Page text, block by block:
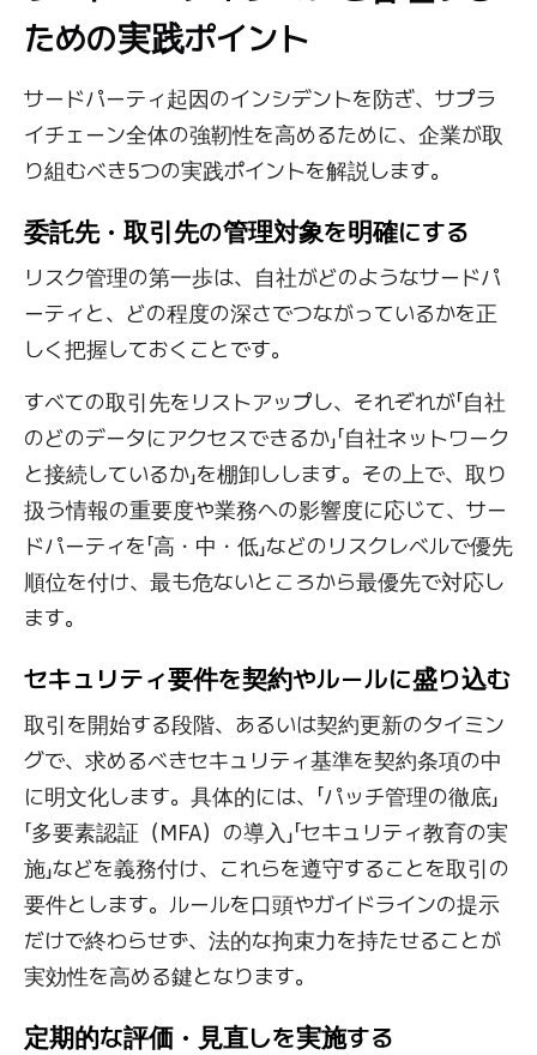
ための実践ポイント
サードパーティ起因のインシデントを防ぎ、サプラ
イチェーン全体の強靭性を高めるために、企業が取
り組むべき5つの実践ポイントを解説します。
委託先・取引先の管理対象を明確にする
リスク管理の第一歩は、自社がどのようなサードパ
ーティと、どの程度の深さでつながっているかを正
しく把握しておくことです。
すべての取引先をリストアップし、それぞれが「自社
のどのデータにアクセスできるか」「自社ネットワーク
と接続しているか」を棚卸しします。その上で、取り
扱う情報の重要度や業務への影響度に応じて、サー
ドパーティを「高・中・低」などのリスクレベルで優先
順位を付け、最も危ないところから最優先で対応し
ます。
セキュリティ要件を契約やルールに盛り込む
取引を開始する段階、あるいは契約更新のタイミン
グで、求めるべきセキュリティ基準を契約条項の中
に明文化します。具体的には、「パッチ管理の徹底」
「多要素認証（MFA）の導入」「セキュリティ教育の実
施」などを義務付け、これらを遵守することを取引の
要件とします。ルールを口頭やガイドラインの提示
だけで終わらせず、法的な拘束力を持たせることが
実効性を高める鍵となります。
定期的な評価・見直しを実施する